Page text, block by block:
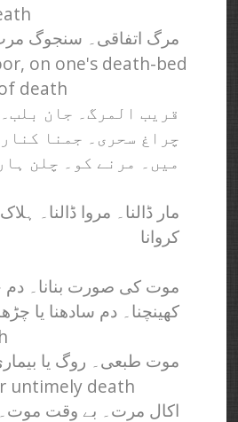
مرگ اتفاقی۔ سنجوگ
on one's death-bed
death
قریب المرگ۔ جان
چراغ سحری۔ جمنا
میں۔ مرنے کو۔ چلن ہار
مار ڈالنا۔ مروا ڈالنا۔
کروانا
موت کی صورت بنانا۔ دم
کھینچنا۔ دم سادھنا یا
موت طبعی۔ روگ یا
untimely death
اکال مرت۔ بے وقت